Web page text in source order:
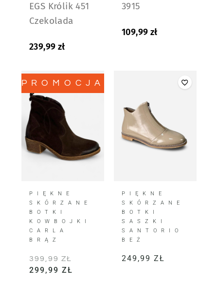
EGS Królik 451
Czekolada
239,99 zł
3915
109,99 zł
PROMOCJA!
PIĘKNE
SKÓRZANE
BOTKI
KOWBOJKI
CARLA
BRĄZ
399,99 ZŁ
299,99 ZŁ
PIĘKNE
SKÓRZANE
BOTKI
SASZKI
SANTORIO
BEŻ
249,99 ZŁ